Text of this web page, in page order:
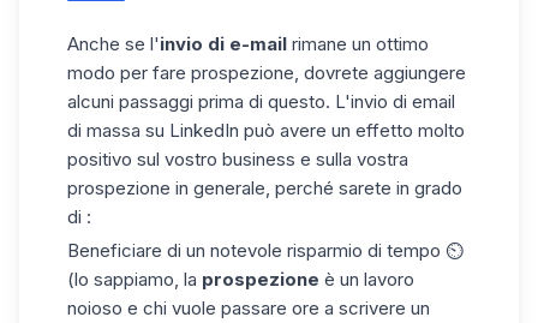
Anche se l'invio di e-mail rimane un ottimo
modo per fare prospezione, dovrete aggiungere
alcuni passaggi prima di questo. L'invio di email
di massa su LinkedIn può avere un effetto molto
positivo sul vostro business e sulla vostra
prospezione in generale, perché sarete in grado
di :
Beneficiare di un notevole risparmio di tempo ⏲️
(lo sappiamo, la prospezione è un lavoro
noioso e chi vuole passare ore a scrivere un